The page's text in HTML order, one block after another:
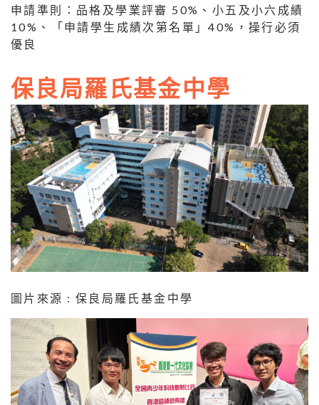
申請準則：品格及學業評審 50%、小五及小六成績
10%、「申請學生成績次第名單」40%，操行必須
優良
保良局羅氏基金中學
圖片來源 : 保良局羅氏基金中學